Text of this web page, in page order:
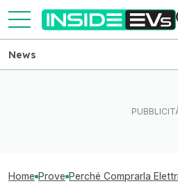
News
Home Prove Perché Comprarla